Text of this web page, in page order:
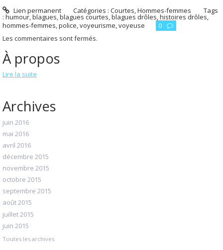
À propos
Lire la suite
Archives
juin 2016
mai 2016
avril 2016
décembre 2015
novembre 2015
octobre 2015
septembre 2015
août 2015
juillet 2015
juin 2015
Toutes les archives
Lien permanent Catégories :Courtes ,Hommes-femmes Tags
: humour blagues blagues courtes blagues drôles histoires drôles
hommes-femmes police voyeurisme voyeuse
0
Les commentaires sont fermés.